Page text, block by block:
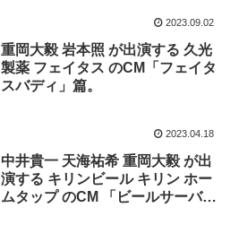
2023.09.02
重岡大毅 岩本照 が出演する 久光
製薬 フェイタス のCM「フェイタ
スバディ」篇。
2023.04.18
中井貴一 天海祐希 重岡大毅 が出
演する キリンビール キリン ホー
ムタップ のCM 「ビールサーバー